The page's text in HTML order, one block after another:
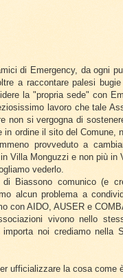
di Emergency, da ogni
a raccontare palesi
la "propria sede" con
lavoro che tale
non si vergogna di
ordine il sito del Comune,
provveduto a
Villa Monguzzi e non più in
vederlo.
Biassono comunico (e
alcun problema a
AIDO, AUSER e
vivono nello
noi crediamo nella
ufficializzare la cosa come